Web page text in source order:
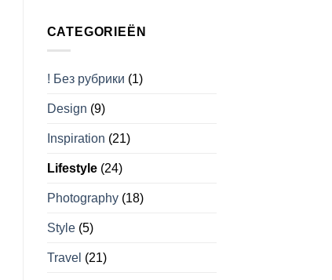
CATEGORIEËN
! Без рубрики (1)
Design (9)
Inspiration (21)
Lifestyle(24)
Photography(18)
Style(5)
Travel (21)